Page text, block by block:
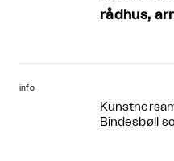
rådhus,
info
Bindesbøll